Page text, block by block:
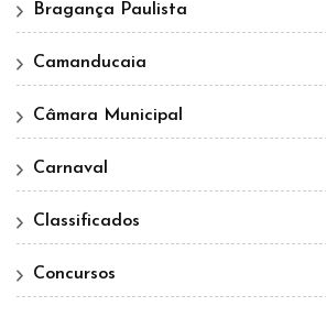
Bragança Paulista
Camanducaia
Câmara Municipal
Carnaval
Classificados
Concursos